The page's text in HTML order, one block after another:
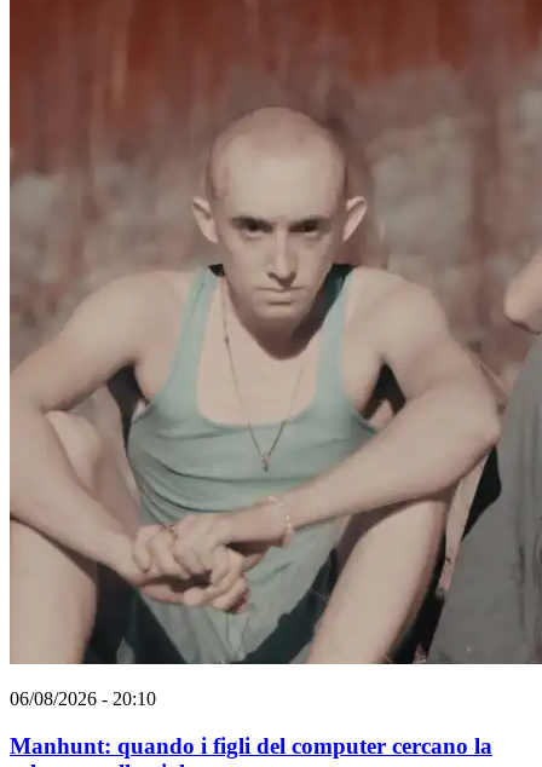
06/08/2026 - 20:10
Manhunt: quando i figli del computer cercano la